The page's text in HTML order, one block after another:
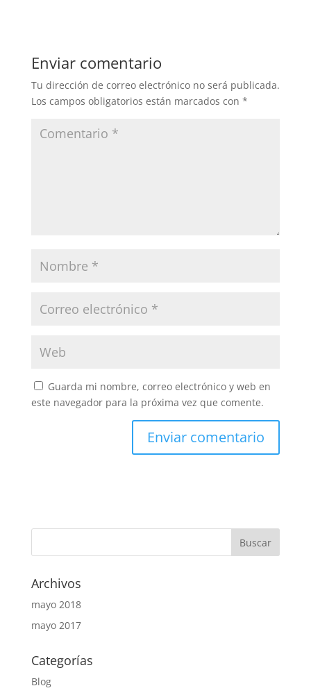
Enviar comentario
Tu dirección de correo electrónico no será publicada.
Los campos obligatorios están marcados con *
Guarda mi nombre, correo electrónico y web en
este navegador para la próxima vez que comente.
Archivos
mayo 2018
mayo 2017
Categorías
Blog